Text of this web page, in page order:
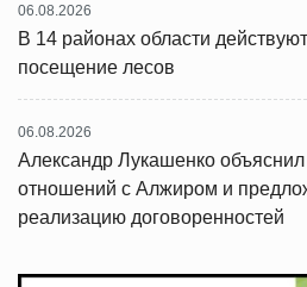
06.08.2026
В 14 районах области
посещение лесов
06.08.2026
Александр Лукашенко
отношений с Алжиром и
реализацию договоренностей